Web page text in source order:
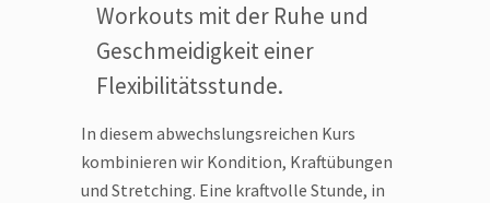
Workouts mit der Ruhe und
Geschmeidigkeit einer
Flexibilitätsstunde.
In diesem abwechslungsreichen Kurs
kombinieren wir Kondition, Kraftübungen
und Stretching. Eine kraftvolle Stunde, in